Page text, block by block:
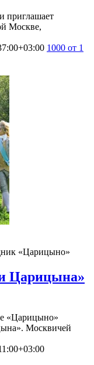
приглашает
Москве,
1000 от 1
«Царицыно»
Царицына»
«Царицыно»
Москвичей